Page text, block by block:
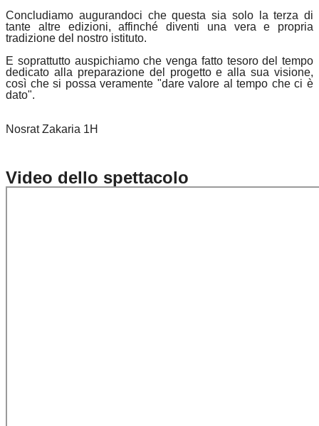
Concludiamo augurandoci che questa sia solo la terza di
tante altre edizioni, affinché diventi una vera e propria
tradizione del nostro istituto.
E soprattutto auspichiamo che venga fatto tesoro del tempo
dedicato alla preparazione del progetto e alla sua visione,
così che si possa veramente "dare valore al tempo che ci è
dato".
Nosrat Zakaria 1H
Video dello spettacolo